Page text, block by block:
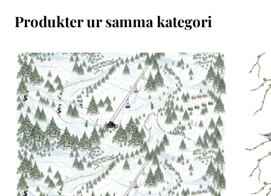
Produkter ur samma kategori